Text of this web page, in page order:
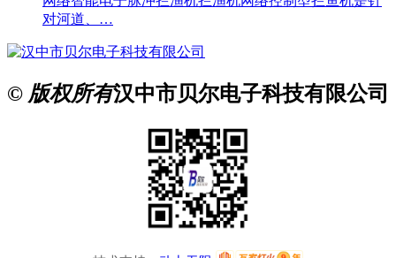
对河道、…
© 版权所有汉中市贝尔电子科技有限公司